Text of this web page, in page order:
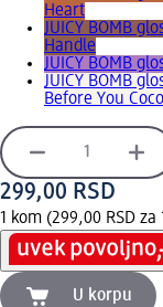
Heart
JUICY BOMB
Handle
JUICY BOMB
JUICY BOMB
Before You Coco
299,00 RSD
1 kom (299,00 RSD za
U korpu